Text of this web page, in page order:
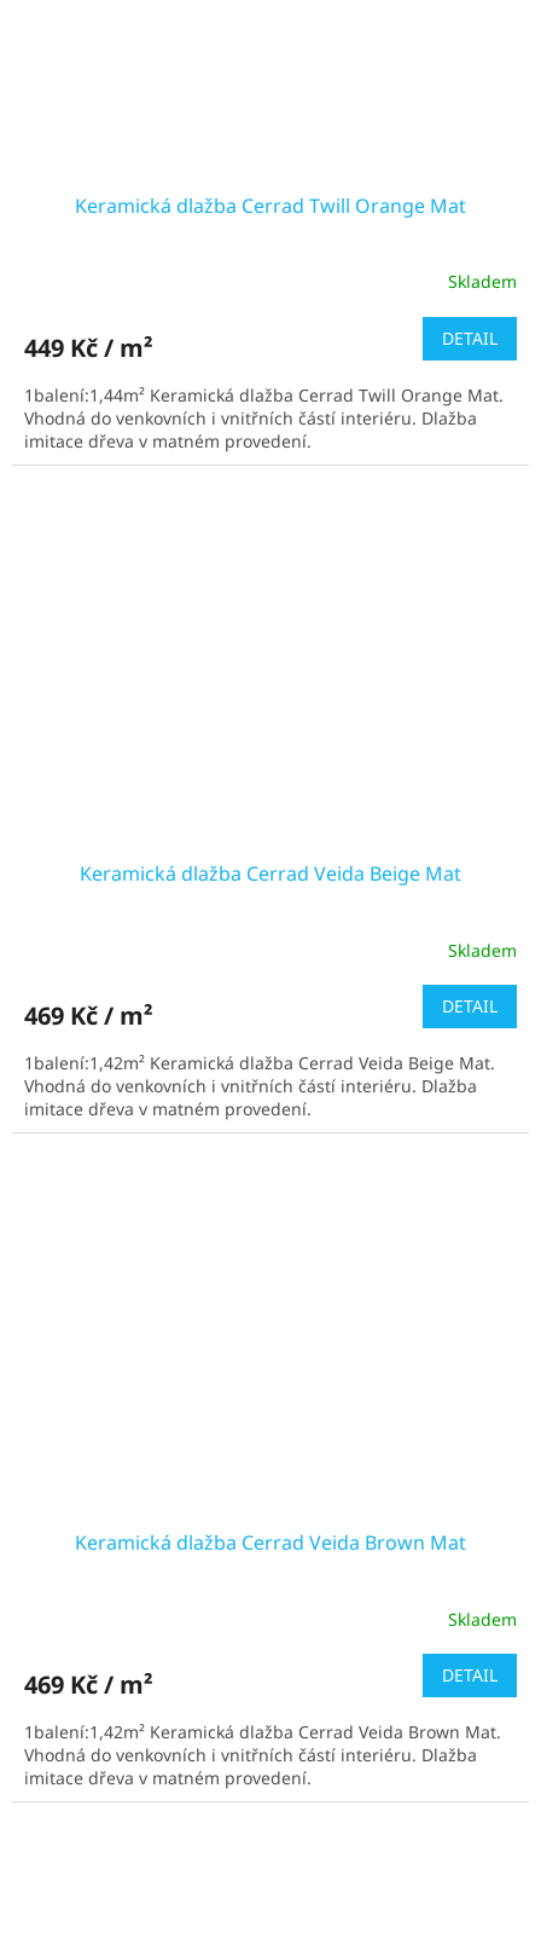
Keramická dlažba Cerrad Twill Orange Mat
Skladem
449 Kč / m² DETAIL
1balení:1,44m² Keramická dlažba Cerrad Twill Orange Mat.
Vhodná do venkovních i vnitřních částí interiéru. Dlažba
imitace dřeva v matném provedení.
Keramická dlažba Cerrad Veida Beige Mat
Skladem
469 Kč / m² DETAIL
1balení:1,42m² Keramická dlažba Cerrad Veida Beige Mat.
Vhodná do venkovních i vnitřních částí interiéru. Dlažba
imitace dřeva v matném provedení.
Keramická dlažba Cerrad Veida Brown Mat
Skladem
469 Kč / m² DETAIL
1balení:1,42m² Keramická dlažba Cerrad Veida Brown Mat.
Vhodná do venkovních i vnitřních částí interiéru. Dlažba
imitace dřeva v matném provedení.